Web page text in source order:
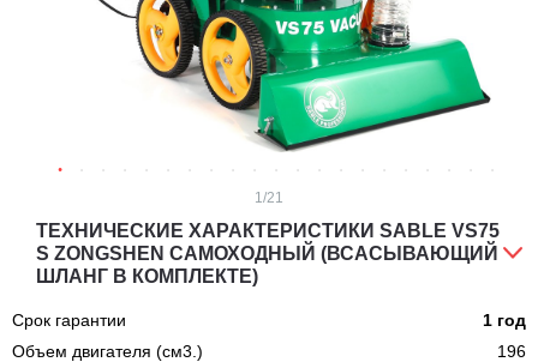
1 /21
ТЕХНИЧЕСКИЕ ХАРАКТЕРИСТИКИ SABLE VS75
S ZONGSHEN САМОХОДНЫЙ (ВСАСЫВАЮЩИЙ
ШЛАНГ В КОМПЛЕКТЕ)
Срок гарантии
1 год
Объем двигателя (см3.)
196